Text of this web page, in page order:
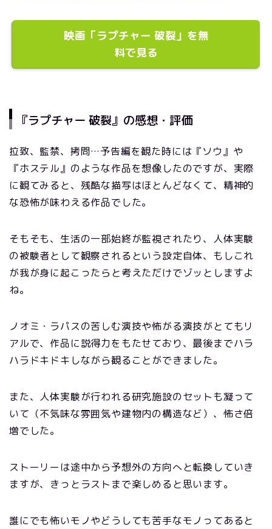
映画「ラプチャー 破裂」を無
料で見る
『ラプチャー 破裂』の感想・評価
拉致、監禁、拷問…予告編を観た時には『ソウ』や
『ホステル』のような作品を想像したのですが、実際
に観てみると、残酷な描写はほとんどなくて、精神的
な恐怖が味わえる作品でした。
そもそも、生活の一部始終が監視されたり、人体実験
の被験者として観察されるという設定自体、もしこれ
が我が身に起こったらと考えただけでゾッとしますよ
ね。
ノオミ・ラパスの苦しむ演技や怖がる演技がとてもリ
アルで、作品に説得力をもたせており、最後までハラ
ハラドキドキしながら観ることができました。
また、人体実験が行われる研究施設のセットも凝って
いて（不気味な雰囲気や建物内の構造など）、怖さ倍
増でした。
ストーリーは途中から予想外の方向へと転換していき
ますが、きっとラストまで楽しめると思います。
誰にでも怖いモノやどうしても苦手なモノってあると